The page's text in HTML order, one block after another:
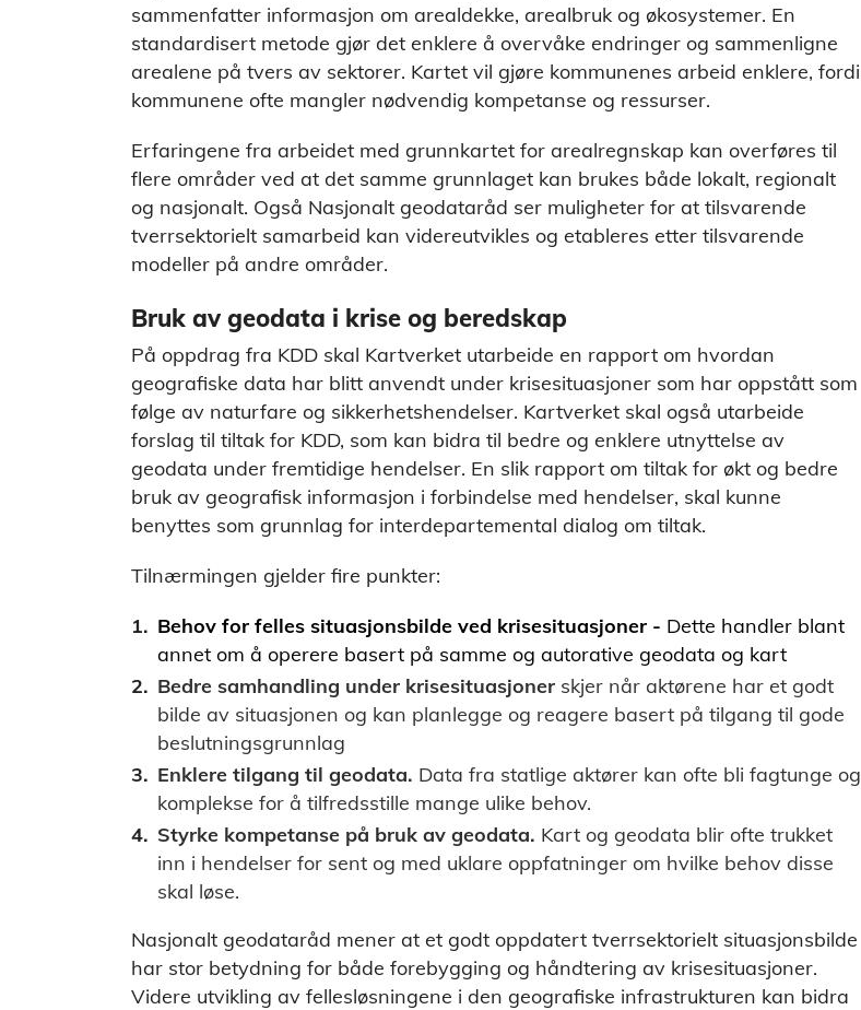
sammenfatter informasjon om arealdekke, arealbruk og økosystemer. En
standardisert metode gjør det enklere å overvåke endringer og sammenligne
arealene på tvers av sektorer. Kartet vil gjøre kommunenes arbeid enklere, fordi
kommunene ofte mangler nødvendig kompetanse og ressurser.
Erfaringene fra arbeidet med grunnkartet for arealregnskap kan overføres til
flere områder ved at det samme grunnlaget kan brukes både lokalt, regionalt
og nasjonalt. Også Nasjonalt geodataråd ser muligheter for at tilsvarende
tverrsektorielt samarbeid kan videreutvikles og etableres etter tilsvarende
modeller på andre områder.
Bruk av geodata i krise og beredskap
På oppdrag fra KDD skal Kartverket utarbeide en rapport om hvordan
geografiske data har blitt anvendt under krisesituasjoner som har oppstått som
følge av naturfare og sikkerhetshendelser. Kartverket skal også utarbeide
forslag til tiltak for KDD, som kan bidra til bedre og enklere utnyttelse av
geodata under fremtidige hendelser. En slik rapport om tiltak for økt og bedre
bruk av geografisk informasjon i forbindelse med hendelser, skal kunne
benyttes som grunnlag for interdepartemental dialog om tiltak.
Tilnærmingen gjelder fire punkter:
Behov for felles situasjonsbilde ved krisesituasjoner - Dette handler blant
annet om å operere basert på samme og autorative geodata og kart
Bedre samhandling under krisesituasjoner skjer når aktørene har et godt
bilde av situasjonen og kan planlegge og reagere basert på tilgang til gode
beslutningsgrunnlag
Enklere tilgang til geodata. Data fra statlige aktører kan ofte bli fagtunge og
komplekse for å tilfredsstille mange ulike behov.
Styrke kompetanse på bruk av geodata. Kart og geodata blir ofte trukket
inn i hendelser for sent og med uklare oppfatninger om hvilke behov disse
skal løse.
Nasjonalt geodataråd mener at et godt oppdatert tverrsektorielt situasjonsbilde
har stor betydning for både forebygging og håndtering av krisesituasjoner.
Videre utvikling av fellesløsningene i den geografiske infrastrukturen kan bidra